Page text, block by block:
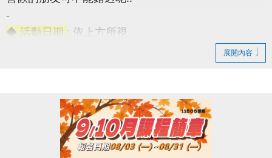
-
◆ 活動日期: 依上方所視
◆ 優惠2重奏
1. 參與任一課程即贈黑松FIN運動飲料一瓶(上課當天
2. 報名此次公益課程且開班成功學員，報名9-10月期
展開內容